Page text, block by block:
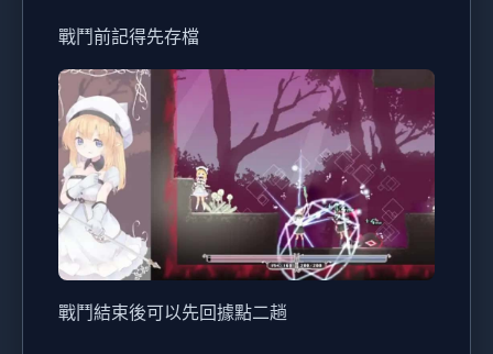
戰鬥前記得先存檔
戰鬥結束後可以先回據點二趟